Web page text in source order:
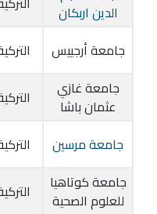
الدين اربكان
جامعة أرجييس
جامعة غازي
عثمان باشا
جامعة مرسين
جامعة كوتاهيا
للعلوم الصحية